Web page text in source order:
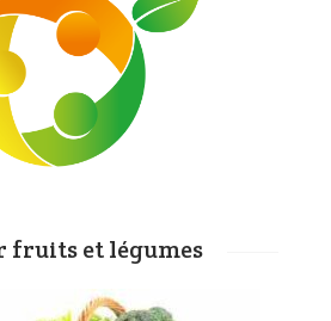
fruits et légumes